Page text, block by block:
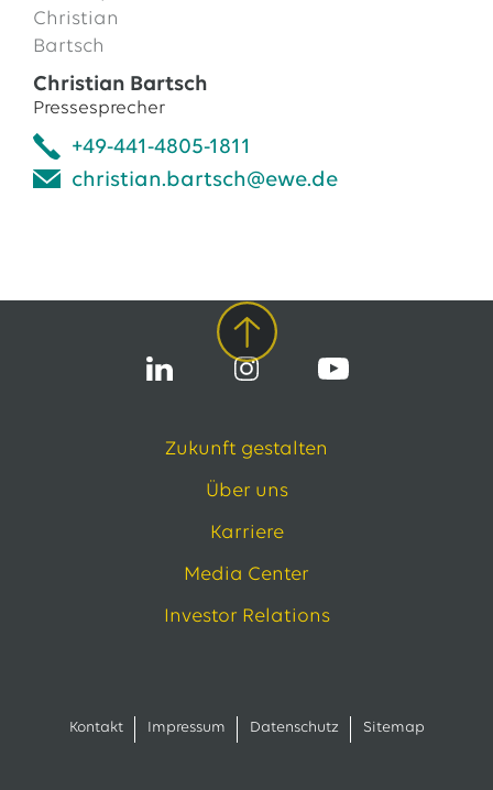
Christian Bartsch
Pressesprecher
+49-441-4805-1811
christian.bartsch@ewe.de
Zukunft gestalten
Über uns
Karriere
Media Center
Investor Relations
Kontakt Impressum Datenschutz Sitemap